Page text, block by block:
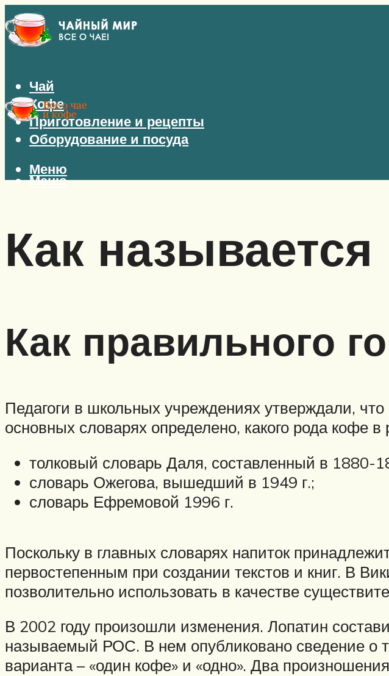
Чай
Кофе
Приготовление и рецепты
Оборудование и посуда
Меню
Меню
Как
Как правильного
Педагоги в школьных учреждениях утверждали,
основных словарях определено, какого рода кофе в
толковый словарь Даля, составленный в 1880-
словарь Ожегова, вышедший в 1949 г.;
словарь Ефремовой 1996 г.
Поскольку в главных словарях напиток
первостепенным при создании текстов и книг. В
позволительно использовать в качестве
В 2002 году произошли изменения. Лопатин
называемый РОС. В нем опубликовано сведение о
варианта – «один кофе» и «одно». Два